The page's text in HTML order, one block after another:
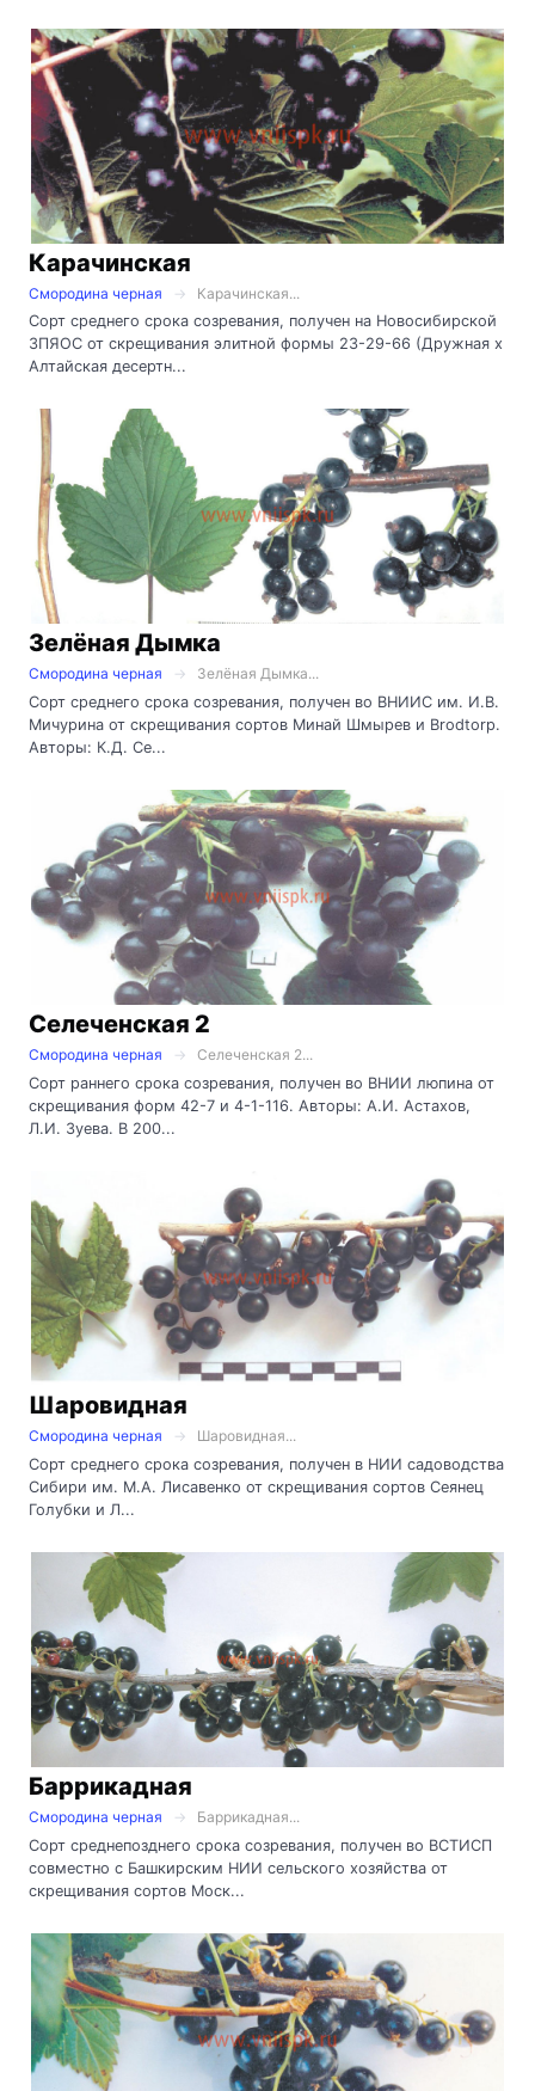
Карачинская
Смородина черная
Карачинская...
Сорт среднего срока созревания, получен на Новосибирской
ЗПЯОС от скрещивания элитной формы 23-29-66 (Дружная х
Алтайская десертн...
Зелёная Дымка
Смородина черная
Зелёная Дымка...
Сорт среднего срока созревания, получен во ВНИИС им. И.В.
Мичурина от скрещивания сортов Минай Шмырев и Brodtorp.
Авторы: К.Д. Се...
Селеченская 2
Смородина черная
Селеченская 2...
Сорт раннего срока созревания, получен во ВНИИ люпина от
скрещивания форм 42-7 и 4-1-116. Авторы: А.И. Астахов,
Л.И. Зуева. В 200...
Шаровидная
Смородина черная
Шаровидная...
Сорт среднего срока созревания, получен в НИИ садоводства
Сибири им. М.А. Лисавенко от скрещивания сортов Сеянец
Голубки и Л...
Баррикадная
Смородина черная
Баррикадная...
Сорт среднепозднего срока созревания, получен во ВСТИСП
совместно с Башкирским НИИ сельского хозяйства от
скрещивания сортов Моск...